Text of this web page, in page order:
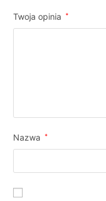
Twoja opinia *
Nazwa *